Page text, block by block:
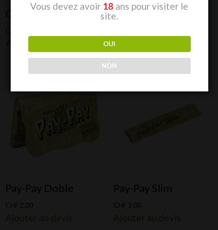
OCB Rolls Slim OCB Slim Fit
Ajouter au devis
Pay-Pay Doble
CHF 2.00
Pay-Pay Slim
CHF 2.00
Vous devez avoir 18 ans pour visiter le
site.
OUI
NON